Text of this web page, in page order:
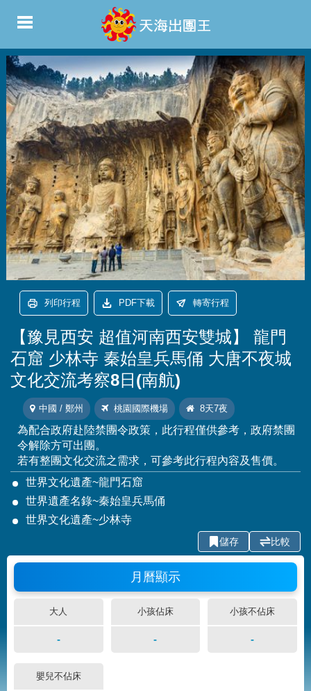
列印行程 PDF下載 轉寄行程
【豫見西安 超值河南西安雙城】 龍門
石窟 少林寺 秦始皇兵馬俑 大唐不夜城
文化交流考察8日(南航)
中國 / 鄭州 桃園國際機場 8天7夜
為配合政府赴陸禁團令政策，此行程僅供參考，政府禁團
令解除方可出團。
若有整團文化交流之需求，可參考此行程內容及售價。
世界文化遺產~龍門石窟
世界遺產名錄~秦始皇兵馬俑
世界文化遺產~少林寺
儲存 比較
月曆顯示
大人 小孩佔床 小孩不佔床
- - -
嬰兒不佔床